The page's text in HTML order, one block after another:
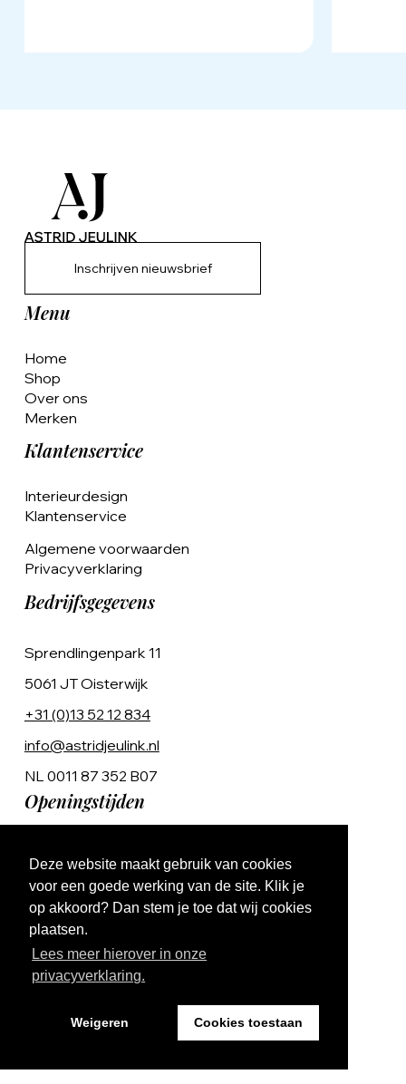
Deze website maakt gebruik van cookies
voor een goede werking van de site. Klik je
op akkoord? Dan stem je toe dat wij cookies
plaatsen.
Lees meer hierover in onze
privacyverklaring.
Weigeren Cookies toestaan
Inschrijven nieuwsbrief
Menu
Home
Shop
Over ons
Merken
Klantenservice
Interieurdesign
Klantenservice
Algemene voorwaarden
Privacyverklaring
Bedrijfsgegevens
Sprendlingenpark 11
5061 JT Oisterwijk
+31 (0)13 52 12 834
info@astridjeulink.nl
NL 0011 87 352 B07
Openingstijden
Ma t/m Vr 9:00 - 17:00
Website by The Cre8ion.Lab